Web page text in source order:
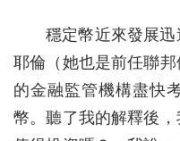
穩定幣近來發展
耶倫（她也是前任聯
的金融監管機構盡快
幣。聽了我的解釋後